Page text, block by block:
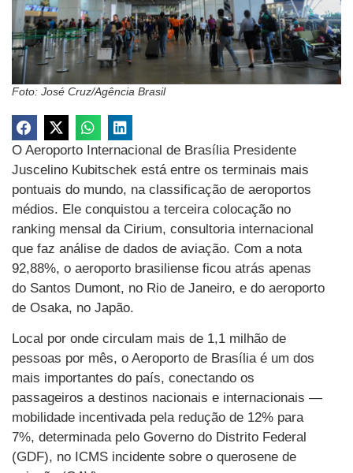
Foto: José Cruz/Agência Brasil
O Aeroporto Internacional de Brasília Presidente
Juscelino Kubitschek está entre os terminais mais
pontuais do mundo, na classificação de aeroportos
médios. Ele conquistou a terceira colocação no
ranking mensal da Cirium, consultoria internacional
que faz análise de dados de aviação. Com a nota
92,88%, o aeroporto brasiliense ficou atrás apenas
do Santos Dumont, no Rio de Janeiro, e do aeroporto
de Osaka, no Japão.
Local por onde circulam mais de 1,1 milhão de
pessoas por mês, o Aeroporto de Brasília é um dos
mais importantes do país, conectando os
passageiros a destinos nacionais e internacionais —
mobilidade incentivada pela redução de 12% para
7%, determinada pelo Governo do Distrito Federal
(GDF), no ICMS incidente sobre o querosene de